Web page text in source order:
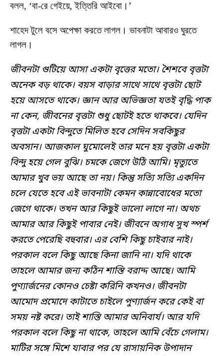
বলল, ‘বা-রে গেইয়ে, ইত্তিরি আইবো।’
শাহেদ টুলে বসে অপেক্ষা করতে লাগল। ভাবনাটা আবারও ঘুরতে
লাগল।
জীবনটা গুটিয়ে আসা একটা বৃত্তের মতো। শৈশবে বৃত্তটা
অনেক বড় থাকে। বয়স বাড়ার সাথে সাথে বৃত্তটা ছোট
হয়ে আসতে থাকে। জ্ঞান আর অভিজ্ঞতা যতই বৃদ্ধি পাক
না কেন, জীবনের বৃত্তটা শুধু ছোটই হতে থাকবে। যেদিন
বৃত্তটা একটা বিন্দুতে মিলিত হবে সেদিন সবকিছুর
অবসান। আজকাল ঘুমোলেই তার মনে হয় বৃত্তটা একটা
বিন্দু হয়ে গেল বুঝি। চমকে জেগে উঠি আমি। মৃত্যুতে
আমার খুব ভয় আছে তা নয়। কিন্তু সত্যি সত্যি একদিন
চলে যেতে হবে এই ভাবনাটা কেমন কান্নাবোধের মতো
জেগে থাকে। তখন আর কিছুই ভালো লাগে না। অথচ
আমার আর কিছুই পাবার নেই। জীবনে অগাধ সুখ স্পর্শ
করতে পেরেছি বহুবার। এর বেশি কিছু চাইবার নাই।
পরকাল বলে কিছু আছে কিনা জানি না। যদি থাকে
তাহলে আমার জন্য কঠিন শাস্তি বরাদ্দ আছে। আমি
পুণ্যার্জনের কোনও চেষ্টা করিনি কখনও। জীবনটা
আমোদ প্রমোদে কাটাতে চাইলে পুণ্যার্জন করে কেই বা
সময় নষ্ট করে। তাই শাস্তি আমার অনিবার্য। আর যদি
পরকাল বলে কিছু না থাকে, তাহলে আমি বেঁচে গেলাম।
মাটির সঙ্গে মিশে যাবার পর যে রাসায়নিক উপাদান